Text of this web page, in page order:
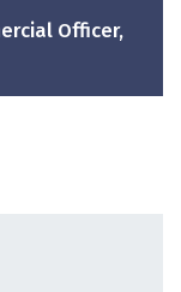
Officer,